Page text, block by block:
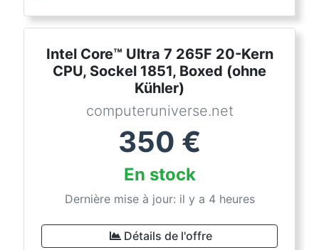
Intel Core™ Ultra 7 265F 20-Kern
CPU, Sockel 1851, Boxed (ohne
Kühler)
computeruniverse.net
350 €
En stock
Dernière mise à jour: il y a 4 heures
Détails de l'offre